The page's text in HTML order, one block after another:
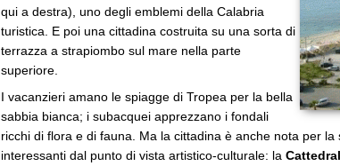
qui a destra), uno degli emblemi della Calabria
turistica. E poi una cittadina costruita su una sorta di
terrazza a strapiombo sul mare nella parte
superiore.
I vacanzieri amano le spiagge di Tropea per la bella
sabbia bianca; i subacquei apprezzano i fondali
ricchi di flora e di fauna. Ma la cittadina è anche nota per
interessanti dal punto di vista artistico-culturale: la